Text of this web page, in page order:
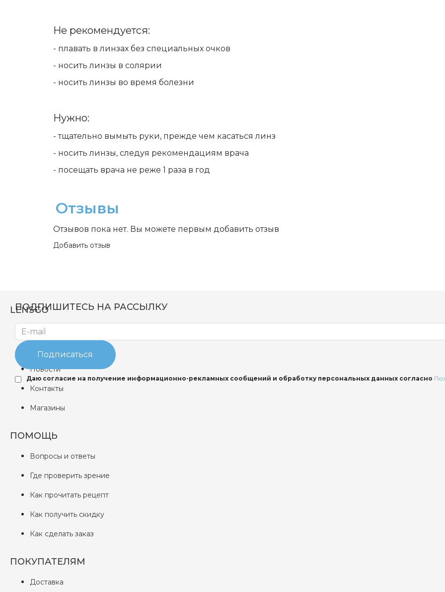
Не рекомендуется:
- плавать в линзах без специальных очков
- носить линзы в солярии
- носить линзы во время болезни
Нужно:
- тщательно вымыть руки, прежде чем касаться линз
- носить линзы, следуя рекомендациям врача
- посещать врача не реже 1 раза в год
Отзывы
Отзывов пока нет. Вы можете первым добавить отзыв
Добавить отзыв
ПОДПИШИТЕСЬ НА РАССЫЛКУ
Подписаться
Даю согласие на получение информационно-рекламных сообщений и обработку персональных данных согласно
LENSGO
Каталог
О компании
Новости
Контакты
Магазины
ПОМОЩЬ
Вопросы и ответы
Где проверить зрение
Как прочитать рецепт
Как получить скидку
Как сделать заказ
ПОКУПАТЕЛЯМ
Доставка